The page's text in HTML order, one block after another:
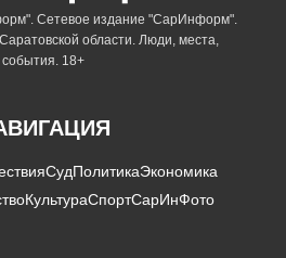
Сетевое издание "СарИнформ".
области. Люди, места,
события. 18+
СудПолитикаЭкономика
КультураСпортСарИнФото